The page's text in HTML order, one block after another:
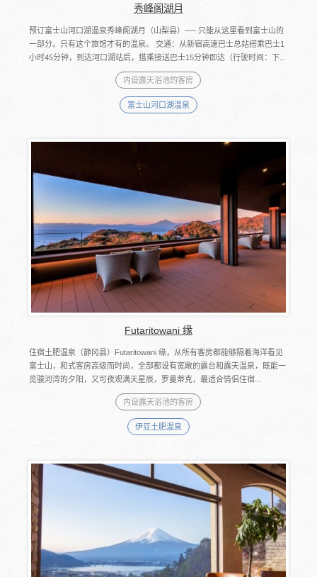
秀峰阁湖月
预订富士山河口湖温泉秀峰阁湖月（山梨县）── 只能从这里看到富士山的
一部分。只有这个旅馆才有的温泉。 交通：从新宿高速巴士总站搭乘巴士1
小时45分钟，到达河口湖站后，搭乘接送巴士15分钟即达（行驶时间：下...
内设露天浴池的客房
富士山河口湖温泉
Futaritowani 缘
住宿土肥温泉（静冈县）Futaritowani 缘，从所有客房都能够隔着海洋看见
富士山，和式客房高级而时尚，全部都设有宽敞的露台和露天温泉，既能一
览骏河湾的夕阳，又可夜观满天星辰，罗曼蒂克，最适合情侣住宿...
内设露天浴池的客房
伊豆土肥温泉